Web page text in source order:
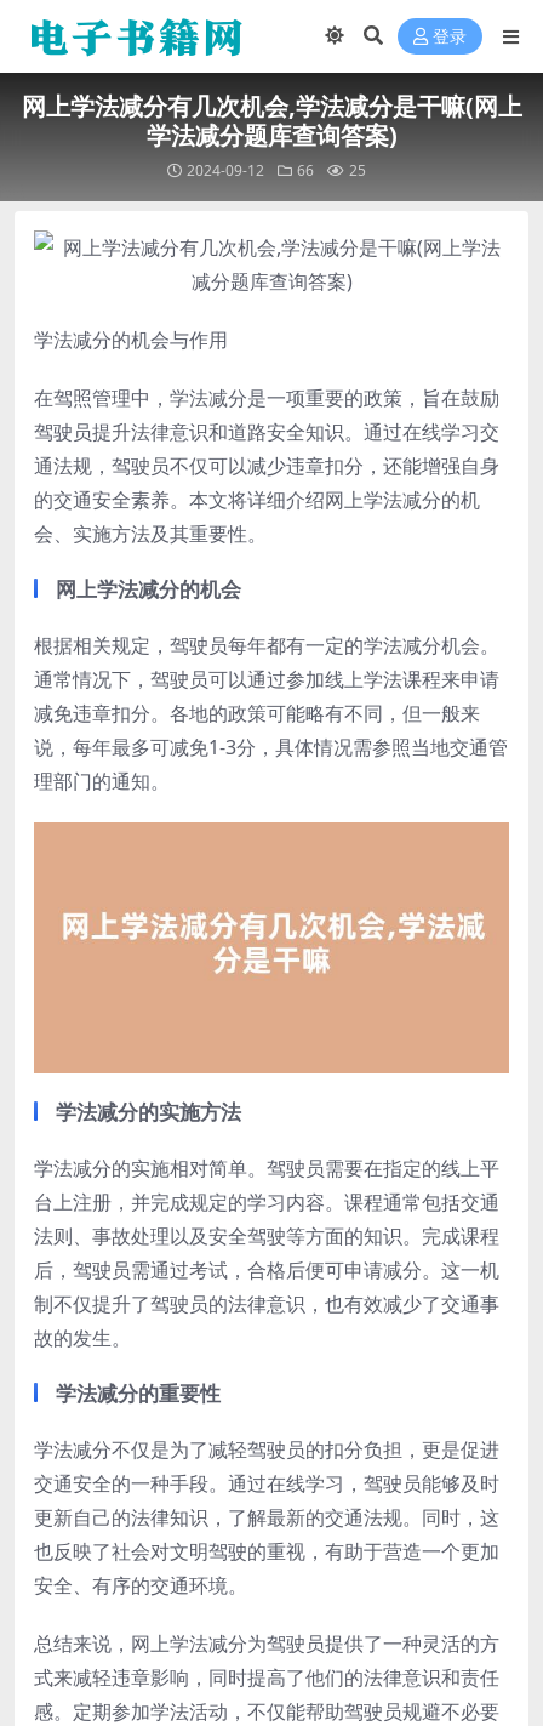
登录
网上学法减分有几次机会,学法减分是干嘛(网上
学法减分题库查询答案)
2024-09-12 66 25
学法减分的机会与作用
在驾照管理中，学法减分是一项重要的政策，旨在鼓励
驾驶员提升法律意识和道路安全知识。通过在线学习交
通法规，驾驶员不仅可以减少违章扣分，还能增强自身
的交通安全素养。本文将详细介绍网上学法减分的机
会、实施方法及其重要性。
网上学法减分的机会
根据相关规定，驾驶员每年都有一定的学法减分机会。
通常情况下，驾驶员可以通过参加线上学法课程来申请
减免违章扣分。各地的政策可能略有不同，但一般来
说，每年最多可减免1-3分，具体情况需参照当地交通管
理部门的通知。
学法减分的实施方法
学法减分的实施相对简单。驾驶员需要在指定的线上平
台上注册，并完成规定的学习内容。课程通常包括交通
法则、事故处理以及安全驾驶等方面的知识。完成课程
后，驾驶员需通过考试，合格后便可申请减分。这一机
制不仅提升了驾驶员的法律意识，也有效减少了交通事
故的发生。
学法减分的重要性
学法减分不仅是为了减轻驾驶员的扣分负担，更是促进
交通安全的一种手段。通过在线学习，驾驶员能够及时
更新自己的法律知识，了解最新的交通法规。同时，这
也反映了社会对文明驾驶的重视，有助于营造一个更加
安全、有序的交通环境。
总结来说，网上学法减分为驾驶员提供了一种灵活的方
式来减轻违章影响，同时提高了他们的法律意识和责任
感。定期参加学法活动，不仅能帮助驾驶员规避不必要